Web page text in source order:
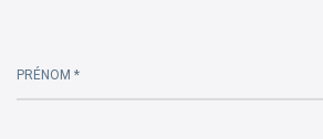
PRÉNOM *